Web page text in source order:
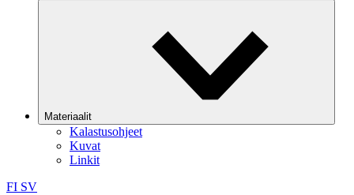
Materiaalit
Kalastusohjeet
Kuvat
Linkit
FI SV